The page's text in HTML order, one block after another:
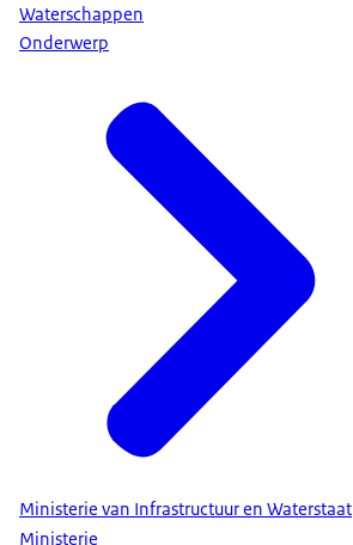
Waterschappen
Onderwerp
Ministerie van Infrastructuur en Waterstaat
Ministerie